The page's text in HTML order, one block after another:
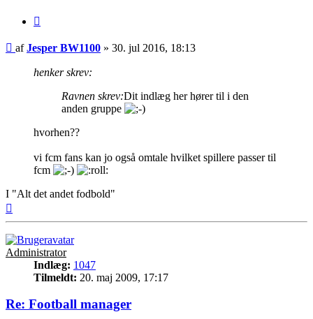
Indlæg
afJesper BW1100 » 30. jul 2016, 18:13
henker skrev:
Ravnen skrev:Dit indlæg her hører til i den
anden gruppe
hvorhen??
vi fcm fans kan jo også omtale hvilket spillere passer til
fcm
I "Alt det andet fodbold"
Administrator
Indlæg: 1047
Tilmeldt: 20. maj 2009, 17:17
Re: Football manager